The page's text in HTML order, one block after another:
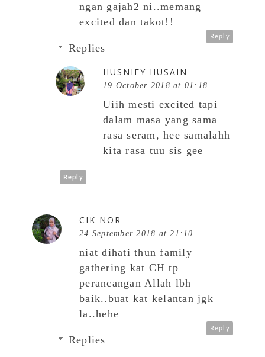
ngan gajah2 ni..memang
excited dan takot!!
Reply
Replies
HUSNIEY HUSAIN
19 October 2018 at 01:18
Uiih mesti excited tapi
dalam masa yang sama
rasa seram, hee samalahh
kita rasa tuu sis gee
Reply
CIK NOR
24 September 2018 at 21:10
niat dihati thun family
gathering kat CH tp
perancangan Allah lbh
baik..buat kat kelantan jgk
la..hehe
Reply
Replies